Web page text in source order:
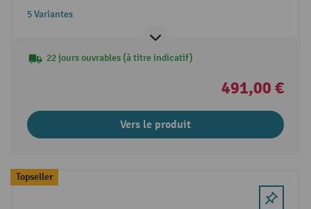
5 Variantes
22 jours ouvrables (à titre indicatif)
491,00 €
Vers le produit
Topseller